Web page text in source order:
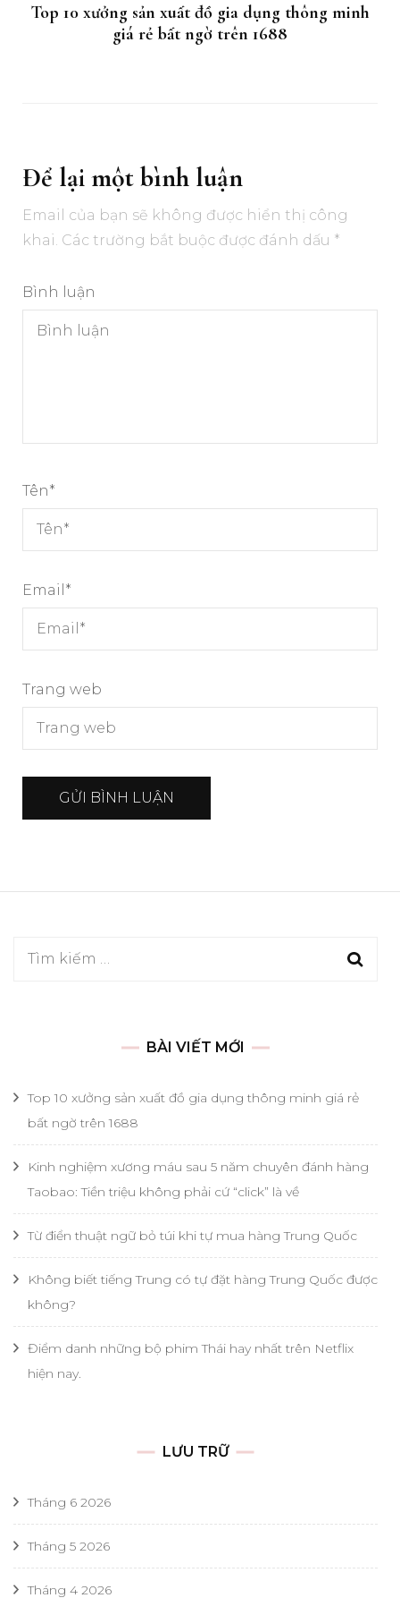
Top 10 xưởng sản xuất đồ gia dụng thông minh
giá rẻ bất ngờ trên 1688
Để lại một bình luận
Email của bạn sẽ không được hiển thị công
khai. Các trường bắt buộc được đánh dấu *
Bình luận
Tên*
Email *
Trang web
Tìm
BÀI VIẾT MỚI
Top 10 xưởng sản xuất đồ gia dụng thông minh giá rẻ
bất ngờ trên 1688
Kinh nghiệm xương máu sau 5 năm chuyên đánh hàng
Taobao: Tiền triệu không phải cứ “click” là về
Từ điển thuật ngữ bỏ túi khi tự mua hàng Trung Quốc
Không biết tiếng Trung có tự đặt hàng Trung Quốc được
không?
Điểm danh những bộ phim Thái hay nhất trên Netflix
hiện nay.
LƯU TRỮ
Tháng 6 2026
Tháng 5 2026
Tháng 4 2026